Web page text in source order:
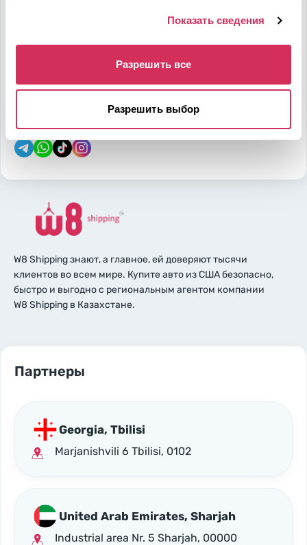
Показать сведения
Разрешить все
Разрешить выбор
E-mail:
Социальные сети:
W8 Shipping знают, а главное, ей доверяют тысячи
клиентов во всем мире. Купите авто из США безопасно,
быстро и выгодно с региональным агентом компании
W8 Shipping в Казахстане.
Партнеры
Georgia, Tbilisi
Marjanishvili 6 Tbilisi, 0102
United Arab Emirates, Sharjah
Industrial area Nr. 5 Sharjah, 00000